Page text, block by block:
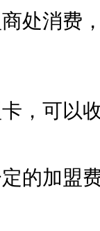
处消费
，可以
的加盟